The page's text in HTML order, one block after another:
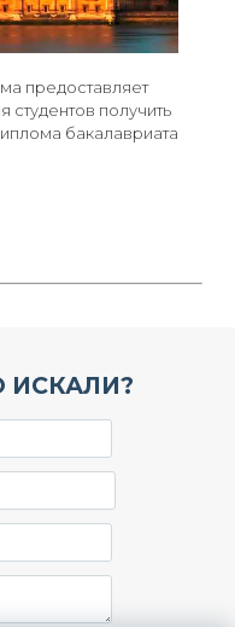
предоставляет
студентов получить
бакалавриата
ИСКАЛИ?